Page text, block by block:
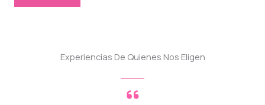
Experiencias De Quienes Nos Eligen